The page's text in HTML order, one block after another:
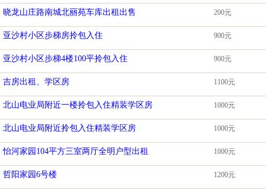
晓龙山庄路南城北丽苑车库出租出售 200元
亚沙村小区步梯房拎包入住 900元
亚沙村小区步梯4楼100平拎包入住 900元
吉房出租、学区房 1100元
北山电业局附近一楼拎包入住精装学区房 1000元
北山电业局附近拎包入住精装学区房 1000元
怡河家园104平方三室两厅全明户型出租 1000元
哲阳家园6号楼 1200元